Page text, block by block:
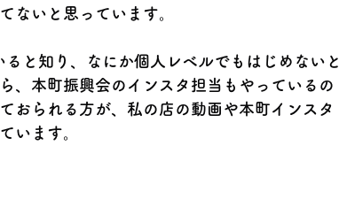
ないと思っています。
と知り、なにか個人レベルでもはじめないと
、本町振興会のインスタ担当もやっているの
おられる方が、私の店の動画や本町インスタ
います。